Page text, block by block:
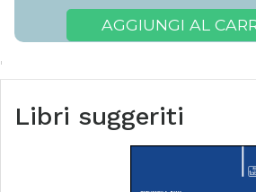
AGGIUNGI AL
Libri suggeriti